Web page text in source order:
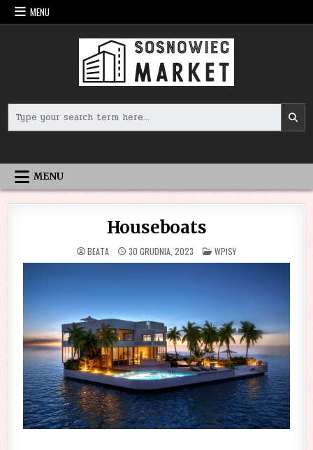
Skip
to
MENU
for:
MENU
Houseboats
BEATA 30 GRUDNIA, 2023 POSTED
IN
WPISY